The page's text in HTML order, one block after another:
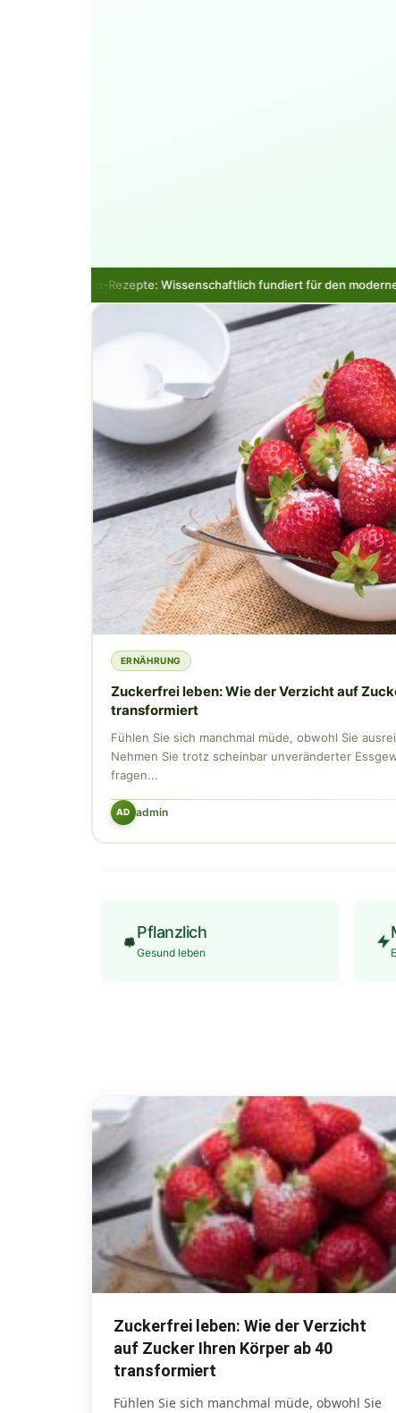
Wissenschaftlich fundiert für den modernen Alltag in Deutschland
ERNÄHRUNG
Zuckerfrei leben: Wie der Verzicht auf
transformiert
Fühlen Sie sich manchmal müde, obwohl Sie
Nehmen Sie trotz scheinbar unveränderter
fragen...
AD admin
Pflanzlich
Gesund leben
Zuckerfrei leben: Wie der Verzicht
auf Zucker Ihren Körper ab 40
transformiert
Fühlen Sie sich manchmal müde, obwohl Sie